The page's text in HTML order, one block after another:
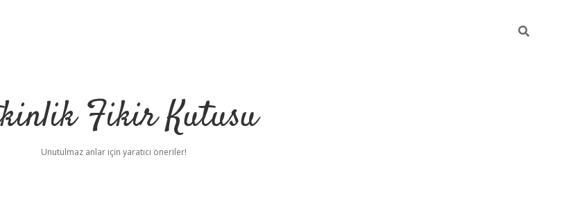
Fikir Kutusu
Unutulmaz anlar için yaratıcı öneriler!